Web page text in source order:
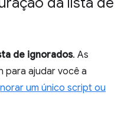
de ignorados. As
para ajudar você a
um único script ou